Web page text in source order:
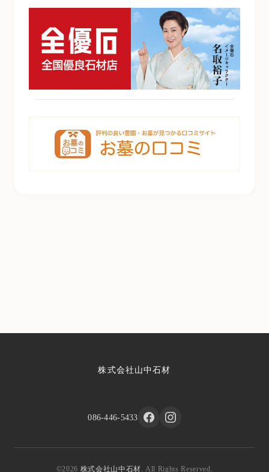
株式会社山中石材
086-446-5433
©2026 株式会社山中石材. All Rights Reserved.